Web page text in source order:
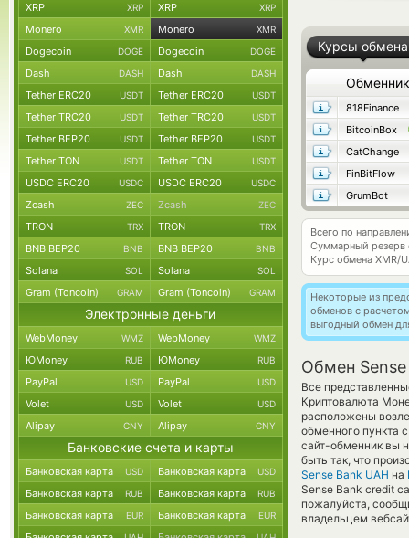
Курсы обмена
Обменник
818Finance
BitcoinBox
CatChange
FinBitFlow
GrumBot
Всего по
Суммарный резерв
Курс обмена XMR/
Некоторые из
обменов с
выгодный обмен
Обмен
Все
Криптовалюта
расположены
обменного пункта
сайт-обменник вы
быть так, что
Sense Bank UAH на
Sense Bank credit
пожалуйста,
владельцем
XRP XRP XRP XRP
Monero XMR Monero XMR
Dogecoin DOGE Dogecoin DOGE
Dash DASH Dash DASH
Tether ERC20 USDT Tether ERC20 USDT
Tether TRC20 USDT Tether TRC20 USDT
Tether BEP20 USDT Tether BEP20 USDT
Tether TON USDT Tether TON USDT
USDC ERC20 USDC USDC ERC20 USDC
Zcash ZEC Zcash ZEC
TRON TRX TRON TRX
BNB BEP20 BNB BNB BEP20 BNB
Solana SOL Solana SOL
Gram (Toncoin) GRAM Gram (Toncoin) GRAM
Электронные деньги
WebMoney WMZ WebMoney WMZ
ЮMoney RUB ЮMoney RUB
PayPal USD PayPal USD
Volet USD Volet USD
Alipay CNY Alipay CNY
Банковские счета и карты
Банковская карта USD Банковская карта USD
Банковская карта RUB Банковская карта RUB
Банковская карта EUR Банковская карта EUR